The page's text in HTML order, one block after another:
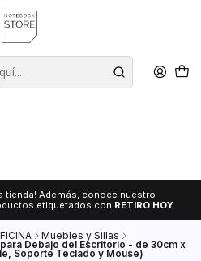
tienda! Además, conoce nuestro
etiquetados con RETIRO HOY
Muebles y Sillas
Debajo del Escritorio - de 30cm x
Soporte Teclado y Mouse)